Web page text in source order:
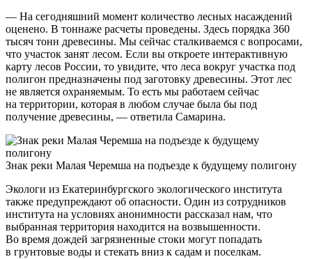
— На сегодняшний момент количество лесных насаждений
оценено. В тоннаже расчеты проведены. Здесь порядка 360
тысяч тонн древесины. Мы сейчас сталкиваемся с вопросами,
что участок занят лесом. Если вы откроете интерактивную
карту лесов России, то увидите, что леса вокруг участка под
полигон предназначены под заготовку древесины. Этот лес
не является охраняемым. То есть мы работаем сейчас
на территории, которая в любом случае была бы под
получение древесины, — ответила Самарина.
Знак реки Малая Черемша на подъезде к будущему полигону
Экологи из Екатеринбургского экологического института
также предупреждают об опасности. Один из сотрудников
института на условиях анонимности рассказал нам, что
выбранная территория находится на возвышенности.
Во время дождей загрязненные стоки могут попадать
в грунтовые воды и стекать вниз к садам и поселкам.